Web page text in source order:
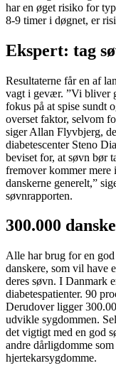
har en øget risiko for
8-9 timer i døgnet, er
Ekspert: tag
Resultaterne får en af
vagt i gevær. ”Vi bliver
fokus på at spise sundt
overset faktor, selvom
siger Allan Flyvbjerg,
diabetescenter Steno
beviset for, at søvn bør
fremover kommer mere
danskerne generelt,”
søvnrapporten.
300.000
Alle har brug for en
danskere, som vil have
deres søvn. I Danmark
diabetespatienter. 90
Derudover ligger
udvikle sygdommen.
det vigtigt med en god
andre dårligdomme
hjertekarsygdomme.